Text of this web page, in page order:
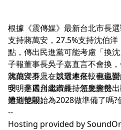
根據《震傳媒》最新台北市長
支持蔣萬安，27.5%支持沈伯
點，傳出民進黨可能考慮「換
子報董事長吳子嘉直言不會換
沈伯洋身上，以致本來較有贏
安、李四川繼續維持領先態勢
遭到雙殺。
蔣萬安不只在競選連任，他也
明明是選台北市長，怎麼會提
難道他開始為2028做準備了嗎?
--
Hosting provided by